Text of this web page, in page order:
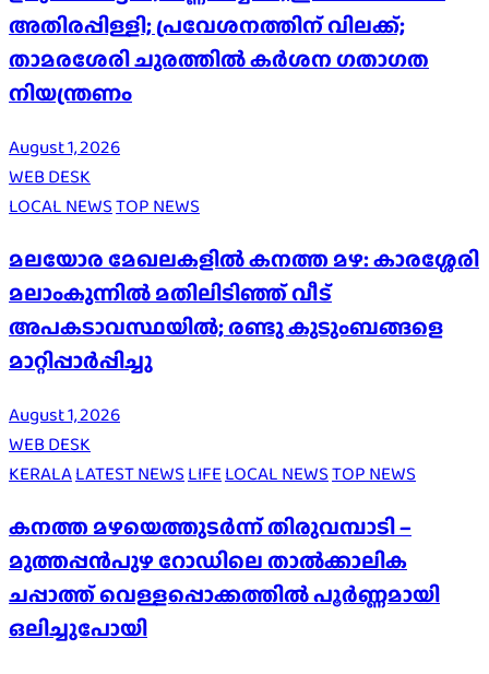
അതിരപ്പിള്ളി; പ്രവേശനത്തിന് വിലക്ക്;
താമരശേരി ചുരത്തില്‍ കര്‍ശന ഗതാഗത
നിയന്ത്രണം
August 1, 2026
WEB DESK
LOCAL NEWSTOP NEWS
മലയോര മേഖലകളിൽ കനത്ത മഴ: കാരശ്ശേരി
മലാംകുന്നിൽ മതിലിടിഞ്ഞ് വീട്
അപകടാവസ്ഥയിൽ; രണ്ടു കുടുംബങ്ങളെ
മാറ്റിപ്പാർപ്പിച്ചു
August 1, 2026
WEB DESK
KERALALATEST NEWS LIFE LOCAL NEWSTOP NEWS
കനത്ത മഴയെത്തുടർന്ന് തിരുവമ്പാടി –
മുത്തപ്പൻപുഴ റോഡിലെ താൽക്കാലിക
ചപ്പാത്ത് വെള്ളപ്പൊക്കത്തിൽ പൂർണ്ണമായി
ഒലിച്ചുപോയി